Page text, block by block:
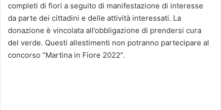
completi di fiori a seguito di manifestazione di interesse
da parte dei cittadini e delle attività interessati. La
donazione è vincolata all’obbligazione di prendersi cura
del verde. Questi allestimenti non potranno partecipare al
concorso “Martina in Fiore 2022”.